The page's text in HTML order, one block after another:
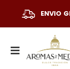
ENVIO